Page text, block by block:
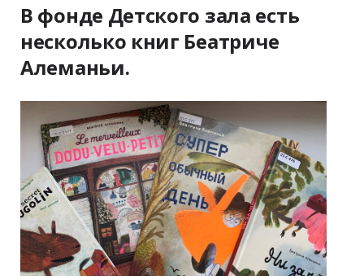
В фонде Детского зала есть
несколько книг Беатриче
Алеманьи.